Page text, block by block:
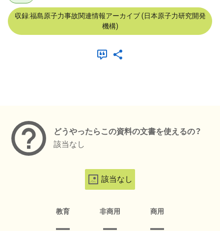
収録:福島原子力事故関連情報アーカイブ (日本原子力研究開発
機構)
どうやったらこの資料の文書を使えるの？
該当なし
該当なし
教育 非商用 商用